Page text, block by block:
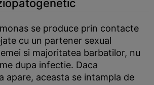
se produce prin contacte
cu un partener sexual
si majoritatea barbatilor, nu
dupa infectie. Daca
apare, aceasta se intampla de